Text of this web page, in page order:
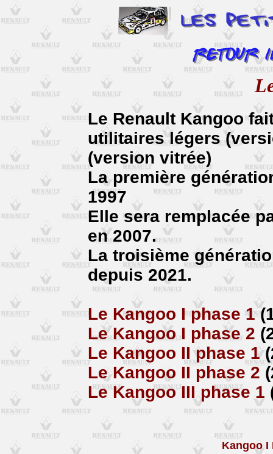
Le Renault Kangoo
utilitaires légers
(version vitrée)
La première
1997
Elle sera remplacée
en 2007.
La troisième
depuis 2021.
Le Kangoo I phase 1
Le Kangoo I phase 2
Le Kangoo II phase 1
Le Kangoo II phase 2
Le Kangoo III phase 1
Kangoo I